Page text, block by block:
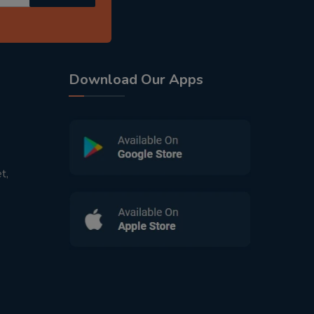
Download Our Apps